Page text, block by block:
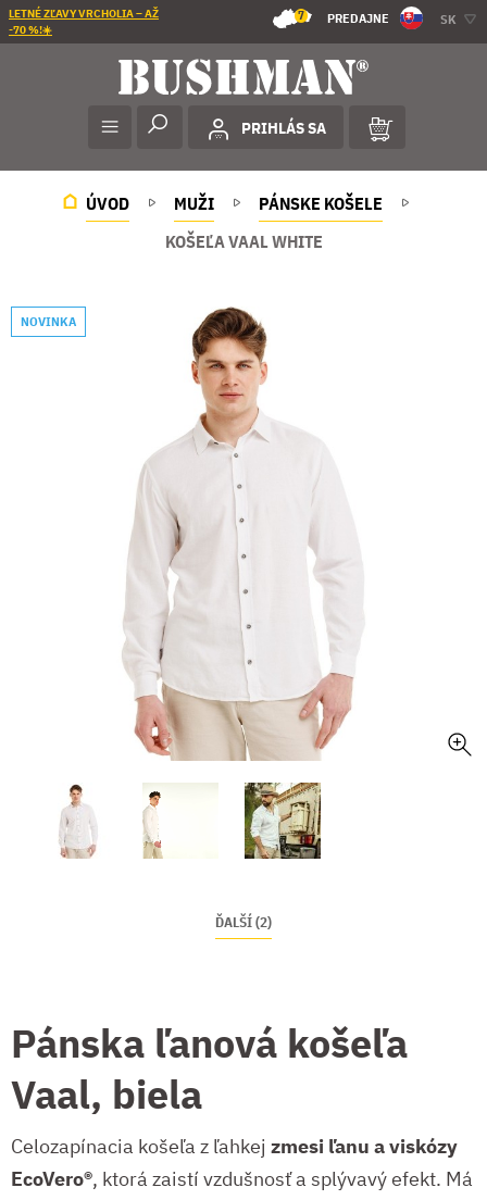
LETNÉ ZĽAVY VRCHOLIA – AŽ
-70 %!☀️
7 PREDAJNE SK
PRIHLÁS SA
ÚVOD MUŽI
PÁNSKE KOŠELE
KOŠEĽA VAAL WHITE
NOVINKA
ĎALŠÍ (2)
Pánska ľanová košeľa
Vaal, biela
Celozapínacia košeľa z ľahkej zmesi ľanu a viskózy
EcoVero®, ktorá zaistí vzdušnosť a splývavý efekt. Má